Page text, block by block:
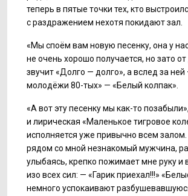
теперь в пятые точки тех, кто
с раздражением нехотя покидают зал.
«Мы споём вам новую песенку, она у
не очень хорошо получается, но зато
звучит «Долго — долго», а вслед за ней
молодёжи 80-тых» — «Белый колпак».
«А вот эту песенку мы как-то
и лирическая «Маленькое тигровое
исполняется уже привычно всем
рядом со мной незнакомый мужчина,
улыбаясь, крепко пожимает мне руку и
изо всех сил: — «Гарик приехал!!!»
немного успокаивают